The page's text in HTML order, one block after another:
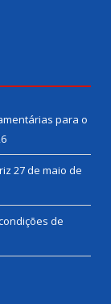
para o
27 de maio de
de